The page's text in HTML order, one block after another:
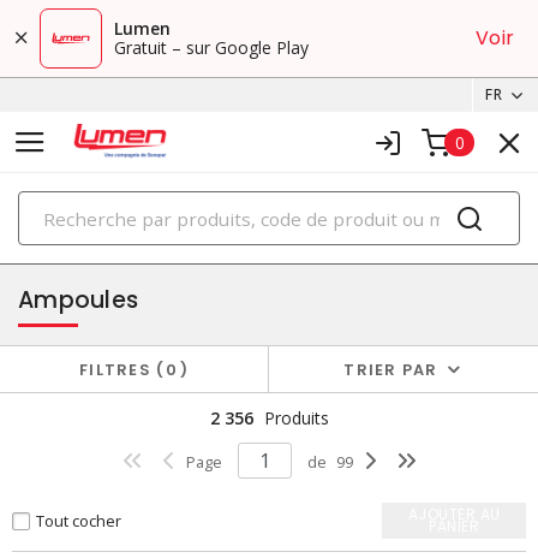
Lumen
Gratuit – sur Google Play
Voir
FR
0
PRODUITS
éclairage
Ampoules
FILTRES 0 TRIER PAR
2 356 Produits
Page de 99
Tout cocher